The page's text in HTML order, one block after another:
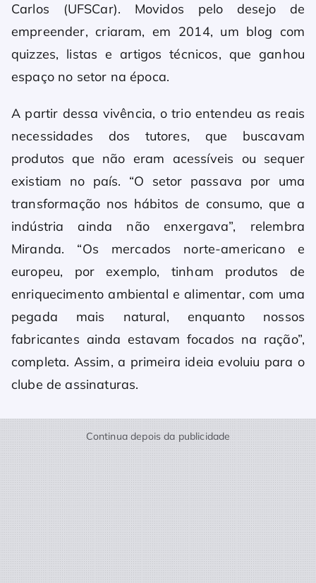
Carlos (UFSCar). Movidos pelo desejo de
empreender, criaram, em 2014, um blog com
quizzes, listas e artigos técnicos, que ganhou
espaço no setor na época.
A partir dessa vivência, o trio entendeu as reais
necessidades dos tutores, que buscavam
produtos que não eram acessíveis ou sequer
existiam no país. “O setor passava por uma
transformação nos hábitos de consumo, que a
indústria ainda não enxergava”, relembra
Miranda. “Os mercados norte-americano e
europeu, por exemplo, tinham produtos de
enriquecimento ambiental e alimentar, com uma
pegada mais natural, enquanto nossos
fabricantes ainda estavam focados na ração”,
completa. Assim, a primeira ideia evoluiu para o
clube de assinaturas.
Continua depois da publicidade